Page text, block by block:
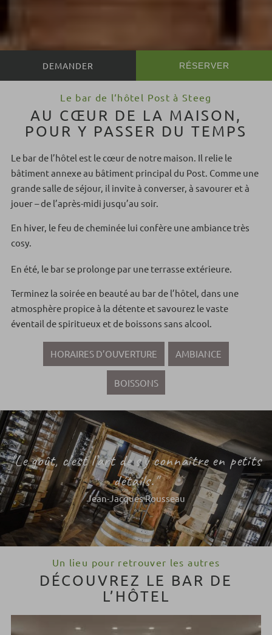
RÉSERVER
Le bar de l‘hôtel Post à Steeg
AU CŒUR DE LA MAISON,
POUR Y PASSER DU TEMPS
Le bar de l’hôtel est le cœur de notre maison. Il relie le
bâtiment annexe au bâtiment principal du Post. Comme une
grande salle de séjour, il invite à converser, à savourer et à
jouer – de l’après-midi jusqu’au soir.
En hiver, le feu de cheminée lui confère une ambiance très
cosy.
En été, le bar se prolonge par une terrasse extérieure.
Terminez la soirée en beauté au bar de l’hôtel, dans une
atmosphère propice à la détente et savourez le vaste
éventail de spiritueux et de boissons sans alcool.
HORAIRES D’OUVERTURE AMBIANCE
BOISSONS
"Le goût, c’est l’art de s’y connaître en petits
détails."
Jean-Jacques Rousseau
Un lieu pour retrouver les autres
DÉCOUVREZ LE BAR DE
L’HÔTEL